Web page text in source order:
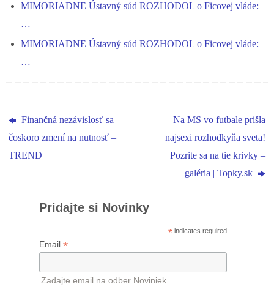
MIMORIADNE Ústavný súd ROZHODOL o Ficovej vláde:
…
MIMORIADNE Ústavný súd ROZHODOL o Ficovej vláde:
…
Finančná nezávislosť sa
čoskoro zmení na nutnosť –
TREND
Na MS vo futbale prišla
najsexi rozhodkyňa sveta!
Pozrite sa na tie krivky –
galéria | Topky.sk
Pridajte si Novinky
* indicates required
Email *
Zadajte email na odber Noviniek.